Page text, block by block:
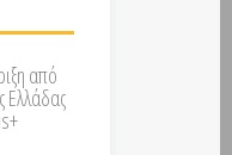
από
Ελλάδας